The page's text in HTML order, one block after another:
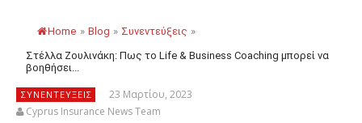
Home » Blog » Συνεντεύξεις »
Στέλλα Ζουλινάκη: Πως το Life & Business Coaching μπορεί να
βοηθήσει...
ΣΥΝΕΝΤΕΎΞΕΙΣ
23 Μαρτίου, 2023
Cyprus Insurance News Team